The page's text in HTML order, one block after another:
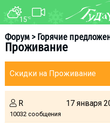
15°C
Форум>Горячие
Проживание
Скидки на Проживание
R
10032 сообщения
17 января
ФОРУМ
О курорте
Схема трасс
Инструкторы
Прокат